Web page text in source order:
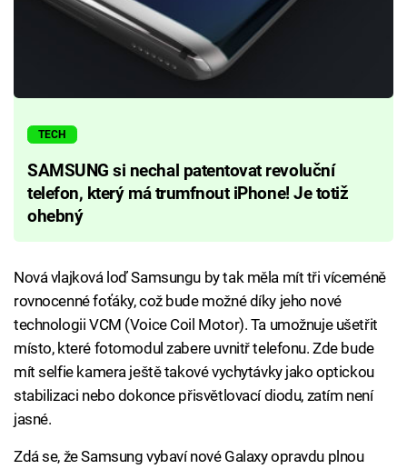
TECH
SAMSUNG si nechal patentovat revoluční
telefon, který má trumfnout iPhone! Je totiž
ohebný
Nová vlajková loď Samsungu by tak měla mít tři víceméně
rovnocenné foťáky, což bude možné díky jeho nové
technologii VCM (Voice Coil Motor). Ta umožnuje ušetřit
místo, které fotomodul zabere uvnitř telefonu. Zde bude
mít selfie kamera ještě takové vychytávky jako optickou
stabilizaci nebo dokonce přisvětlovací diodu, zatím není
jasné.
Zdá se, že Samsung vybaví nové Galaxy opravdu plnou